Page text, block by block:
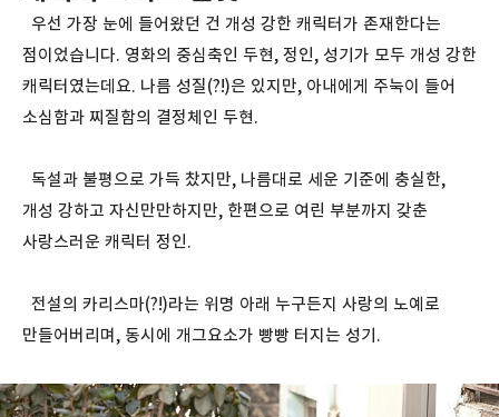
우선 가장 눈에 들어왔던 건 개성 강한 캐릭터가 존재한다는
점이었습니다. 영화의 중심축인 두현, 정인, 성기가 모두 개성 강한
캐릭터였는데요. 나름 성질(?!)은 있지만, 아내에게 주눅이 들어
소심함과 찌질함의 결정체인 두현.
독설과 불평으로 가득 찼지만, 나름대로 세운 기준에 충실한,
개성 강하고 자신만만하지만, 한편으로 여린 부분까지 갖춘
사랑스러운 캐릭터 정인.
전설의 카리스마(?!)라는 위명 아래 누구든지 사랑의 노예로
만들어버리며, 동시에 개그요소가 빵빵 터지는 성기.